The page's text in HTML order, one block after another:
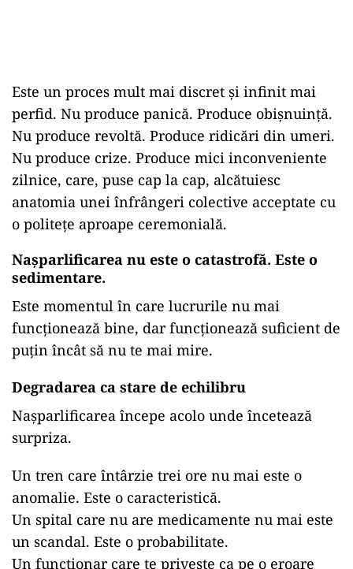
Este un proces mult mai discret și infinit mai
perfid. Nu produce panică. Produce obișnuință.
Nu produce revoltă. Produce ridicări din umeri.
Nu produce crize. Produce mici inconveniente
zilnice, care, puse cap la cap, alcătuiesc
anatomia unei înfrângeri colective acceptate cu
o politețe aproape ceremonială.
Nașparlificarea nu este o catastrofă. Este o
sedimentare.
Este momentul în care lucrurile nu mai
funcționează bine, dar funcționează suficient de
puțin încât să nu te mai mire.
Degradarea ca stare de echilibru
Nașparlificarea începe acolo unde încetează
surpriza.
Un tren care întârzie trei ore nu mai este o
anomalie. Este o caracteristică.
Un spital care nu are medicamente nu mai este
un scandal. Este o probabilitate.
Un funcționar care te privește ca pe o eroare